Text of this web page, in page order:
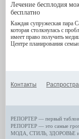
Лечение бесплодия
бесплатно
Каждая супружеская пара
которая столкнулась с
имеет право получить
Центре планирования
Контакты
РЕПОРТЕР — первый
РЕПОРТЕР — это самые
МОДА, СТИЛЬ ЗДОРОВЬЕ